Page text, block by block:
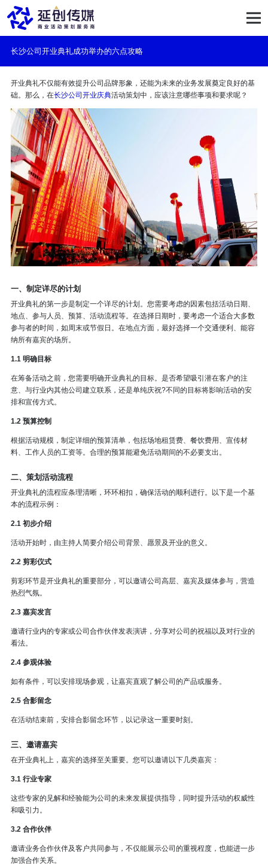
长沙公司开业典礼成功举办的六点攻略
开业典礼不仅能有效提升公司品牌形象，还能为未来的业务发展奠定良好的基
础。那么，在长沙公司开业庆典活动策划中，应该注意哪些事项和要求呢？
一、制定详尽的计划
开业典礼的第一步是制定一个详尽的计划。您需要考虑的因素包括活动日期、
地点、参与人员、预算、活动流程等。在选择日期时，要考虑一个适合大多数
参与者的时间，如周末或节假日。在地点方面，最好选择一个交通便利、能容
纳所有嘉宾的场所。
1.1 明确目标
在筹备活动之前，您需要明确开业典礼的目标。是否希望吸引潜在客户的注
意、与行业内其他公司建立联系，还是单纯庆祝?不同的目标将影响活动的安
排和宣传方式。
1.2 预算控制
根据活动规模，制定详细的预算清单，包括场地租赁费、餐饮费用、宣传材
料、工作人员的工资等。合理的预算能避免活动期间的不必要支出。
二、策划活动流程
开业典礼的流程应条理清晰，环环相扣，确保活动的顺利进行。以下是一个基
本的流程示例：
2.1 初步介绍
活动开始时，由主持人简要介绍公司背景、愿景及开业的意义。
2.2 剪彩仪式
剪彩环节是开业典礼的重要部分，可以邀请公司高层、嘉宾及媒体参与，营造
热烈气氛。
2.3 嘉宾发言
邀请行业内的专家或公司合作伙伴发表演讲，分享对公司的祝福以及对行业的
看法。
2.4 参观体验
如有条件，可以安排现场参观，让嘉宾直观了解公司的产品或服务。
2.5 合影留念
在活动结束前，安排合影留念环节，以记录这一重要时刻。
三、邀请嘉宾
在开业典礼上，嘉宾的选择至关重要。您可以邀请以下几类嘉宾：
3.1 行业专家
这些专家的见解和经验能为公司的未来发展提供指导，同时提升活动的权威性
和吸引力。
3.2 合作伙伴
邀请业务合作伙伴及客户共同参与，不仅能展示公司的重视程度，也能进一步
加强合作关系。